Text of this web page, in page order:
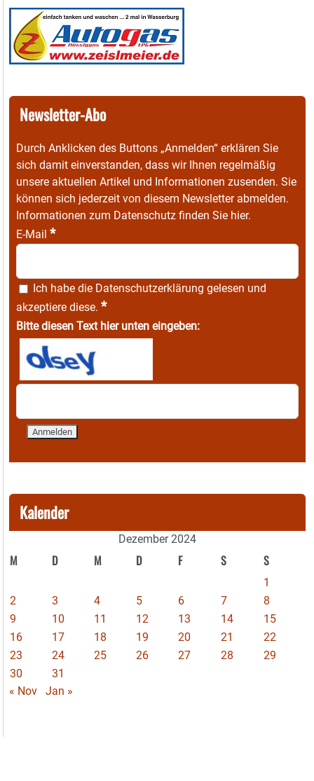
Newsletter-Abo
Durch Anklicken des Buttons „Anmelden“ erklären Sie
sich damit einverstanden, dass wir Ihnen regelmäßig
unsere aktuellen Artikel und Informationen zusenden. Sie
können sich jederzeit von diesem Newsletter abmelden.
Informationen zum Datenschutz finden Sie hier.
E-Mail *
Ich habe die Datenschutzerklärung gelesen und
akzeptiere diese. *
Bitte diesen Text hier unten eingeben:
Kalender
Dezember 2024
M D M D F S S
1
2
3 4 5 6 7
8
9
10 11 12 13 14
15
16
17 18 19 20 21
22
23
24 25 26 27 28
29
30
31
« Nov
Jan »